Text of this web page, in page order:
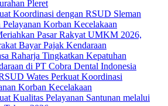
Pleret
Koordinasi dengan RSUD Sleman
Korban Kecelakaan
Pasar Rakyat UMKM 2026,
Bayar Pajak Kendaraan
Raharja Tingkatkan Kepatuhan
di PT Cobra Dental Indonesia
Wates Perkuat Koordinasi
Korban Kecelakaan
Kualitas Pelayanan Santunan melalui